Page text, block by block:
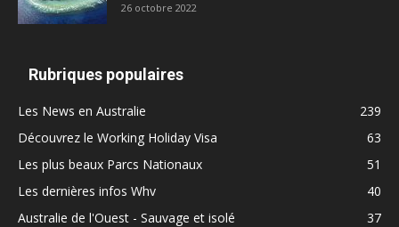
26 octobre 2022
Rubriques populaires
Les News en Australie
239
Découvrez le Working Holiday Visa
63
Les plus beaux Parcs Nationaux
51
Les dernières infos Whv
40
Australie de l'Ouest - Sauvage et isolé
37